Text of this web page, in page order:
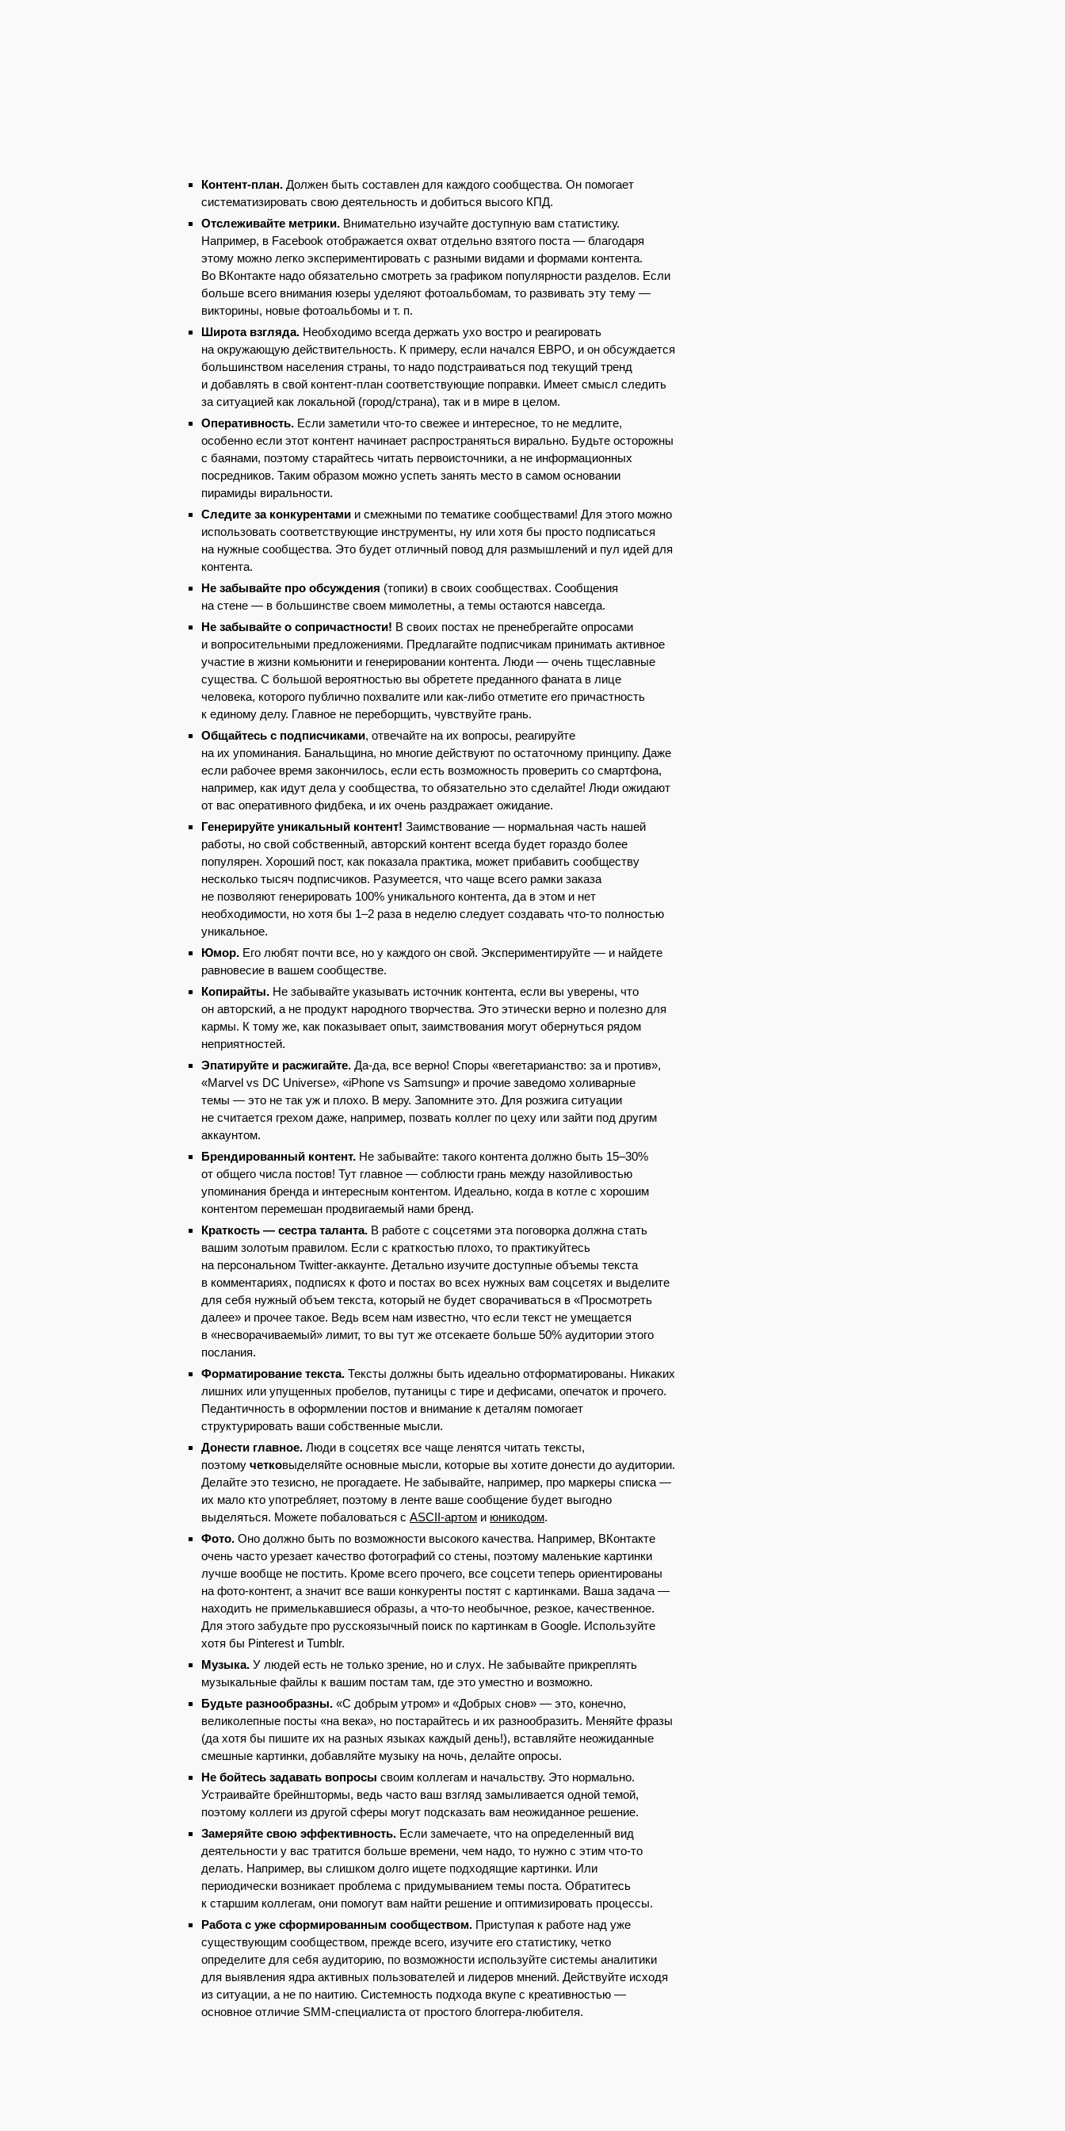
Контент-план. Должен быть составлен для каждого сообщества. Он помогает
систематизировать свою деятельность и добиться высого КПД.
Отслеживайте метрики. Внимательно изучайте доступную вам статистику.
Например, в Facebook отображается охват отдельно взятого поста — благодаря
этому можно легко экспериментировать с разными видами и формами контента.
Во ВКонтакте надо обязательно смотреть за графиком популярности разделов. Если
больше всего внимания юзеры уделяют фотоальбомам, то развивать эту тему —
викторины, новые фотоальбомы и т. п.
Широта взгляда. Необходимо всегда держать ухо востро и реагировать
на окружающую действительность. К примеру, если начался ЕВРО, и он обсуждается
большинством населения страны, то надо подстраиваться под текущий тренд
и добавлять в свой контент-план соответствующие поправки. Имеет смысл следить
за ситуацией как локальной (город/страна), так и в мире в целом.
Оперативность. Если заметили что-то свежее и интересное, то не медлите,
особенно если этот контент начинает распространяться вирально. Будьте осторожны
с баянами, поэтому старайтесь читать первоисточники, а не информационных
посредников. Таким образом можно успеть занять место в самом основании
пирамиды виральности.
Следите за конкурентами и смежными по тематике сообществами! Для этого можно
использовать соответствующие инструменты, ну или хотя бы просто подписаться
на нужные сообщества. Это будет отличный повод для размышлений и пул идей для
контента.
Не забывайте про обсуждения (топики) в своих сообществах. Сообщения
на стене — в большинстве своем мимолетны, а темы остаются навсегда.
Не забывайте о сопричастности! В своих постах не пренебрегайте опросами
и вопросительными предложениями. Предлагайте подписчикам принимать активное
участие в жизни комьюнити и генерировании контента. Люди — очень тщеславные
существа. С большой вероятностью вы обретете преданного фаната в лице
человека, которого публично похвалите или как-либо отметите его причастность
к единому делу. Главное не переборщить, чувствуйте грань.
Общайтесь с подписчиками, отвечайте на их вопросы, реагируйте
на их упоминания. Банальщина, но многие действуют по остаточному принципу. Даже
если рабочее время закончилось, если есть возможность проверить со смартфона,
например, как идут дела у сообщества, то обязательно это сделайте! Люди ожидают
от вас оперативного фидбека, и их очень раздражает ожидание.
Генерируйте уникальный контент! Заимствование — нормальная часть нашей
работы, но свой собственный, авторский контент всегда будет гораздо более
популярен. Хороший пост, как показала практика, может прибавить сообществу
несколько тысяч подписчиков. Разумеется, что чаще всего рамки заказа
не позволяют генерировать 100% уникального контента, да в этом и нет
необходимости, но хотя бы 1–2 раза в неделю следует создавать что-то полностью
уникальное.
Юмор. Его любят почти все, но у каждого он свой. Экспериментируйте — и найдете
равновесие в вашем сообществе.
Копирайты. Не забывайте указывать источник контента, если вы уверены, что
он авторский, а не продукт народного творчества. Это этически верно и полезно для
кармы. К тому же, как показывает опыт, заимствования могут обернуться рядом
неприятностей.
Эпатируйте и расжигайте. Да-да, все верно! Споры «вегетарианство: за и против»,
«Marvel vs DC Universe», «iPhone vs Samsung» и прочие заведомо холиварные
темы — это не так уж и плохо. В меру. Запомните это. Для розжига ситуации
не считается грехом даже, например, позвать коллег по цеху или зайти под другим
аккаунтом.
Брендированный контент. Не забывайте: такого контента должно быть 15–30%
от общего числа постов! Тут главное — соблюсти грань между назойливостью
упоминания бренда и интересным контентом. Идеально, когда в котле с хорошим
контентом перемешан продвигаемый нами бренд.
Краткость — сестра таланта. В работе с соцсетями эта поговорка должна стать
вашим золотым правилом. Если с краткостью плохо, то практикуйтесь
на персональном Twitter-аккаунте. Детально изучите доступные объемы текста
в комментариях, подписях к фото и постах во всех нужных вам соцсетях и выделите
для себя нужный объем текста, который не будет сворачиваться в «Просмотреть
далее» и прочее такое. Ведь всем нам известно, что если текст не умещается
в «несворачиваемый» лимит, то вы тут же отсекаете больше 50% аудитории этого
послания.
Форматирование текста. Тексты должны быть идеально отформатированы. Никаких
лишних или упущенных пробелов, путаницы с тире и дефисами, опечаток и прочего.
Педантичность в оформлении постов и внимание к деталям помогает
структурировать ваши собственные мысли.
Донести главное. Люди в соцсетях все чаще ленятся читать тексты,
поэтому четковыделяйте основные мысли, которые вы хотите донести до аудитории.
Делайте это тезисно, не прогадаете. Не забывайте, например, про маркеры списка —
их мало кто употребляет, поэтому в ленте ваше сообщение будет выгодно
выделяться. Можете побаловаться с ASCII-артом и юникодом.
Фото. Оно должно быть по возможности высокого качества. Например, ВКонтакте
очень часто урезает качество фотографий со стены, поэтому маленькие картинки
лучше вообще не постить. Кроме всего прочего, все соцсети теперь ориентированы
на фото-контент, а значит все ваши конкуренты постят с картинками. Ваша задача —
находить не примелькавшиеся образы, а что-то необычное, резкое, качественное.
Для этого забудьте про русскоязычный поиск по картинкам в Google. Используйте
хотя бы Pinterest и Tumblr.
Музыка. У людей есть не только зрение, но и слух. Не забывайте прикреплять
музыкальные файлы к вашим постам там, где это уместно и возможно.
Будьте разнообразны. «С добрым утром» и «Добрых снов» — это, конечно,
великолепные посты «на века», но постарайтесь и их разнообразить. Меняйте фразы
(да хотя бы пишите их на разных языках каждый день!), вставляйте неожиданные
смешные картинки, добавляйте музыку на ночь, делайте опросы.
Не бойтесь задавать вопросы своим коллегам и начальству. Это нормально.
Устраивайте брейнштормы, ведь часто ваш взгляд замыливается одной темой,
поэтому коллеги из другой сферы могут подсказать вам неожиданное решение.
Замеряйте свою эффективность. Если замечаете, что на определенный вид
деятельности у вас тратится больше времени, чем надо, то нужно с этим что-то
делать. Например, вы слишком долго ищете подходящие картинки. Или
периодически возникает проблема с придумыванием темы поста. Обратитесь
к старшим коллегам, они помогут вам найти решение и оптимизировать процессы.
Работа с уже сформированным сообществом. Приступая к работе над уже
существующим сообществом, прежде всего, изучите его статистику, четко
определите для себя аудиторию, по возможности используйте системы аналитики
для выявления ядра активных пользователей и лидеров мнений. Действуйте исходя
из ситуации, а не по наитию. Системность подхода вкупе с креативностью —
основное отличие SMM-специалиста от простого блоггера-любителя.